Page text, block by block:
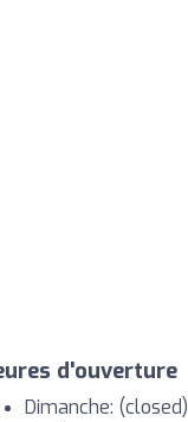
d'ouverture
Dimanche: (closed)